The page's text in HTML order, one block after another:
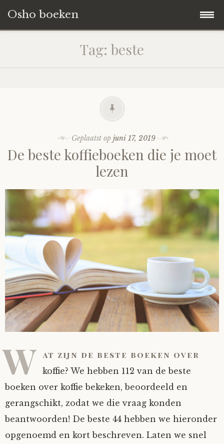
Osho boeken
inhoud
Tag: beste
Geplaatst opjuni 17, 2019
De beste koffieboeken die je moet
lezen
W at zijn de beste boeken over
koffie? We hebben 112 van de beste
boeken over koffie bekeken, beoordeeld en
gerangschikt, zodat we die vraag konden
beantwoorden! De beste 44 hebben we hieronder
opgenoemd en kort beschreven. Laten we snel